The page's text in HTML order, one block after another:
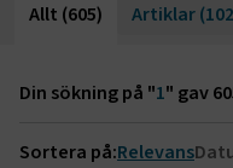
Allt (605) Artiklar
Din sökning på "1" gav
Sortera på:Relevans